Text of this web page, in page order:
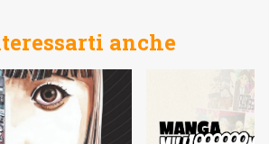
anche